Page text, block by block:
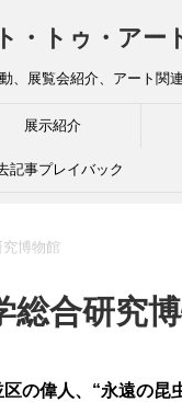
・トゥ・ア
、展覧会紹介、アート関
展示紹介
記事プレイバック
博物館
総合研究
区の偉人、“永遠の昆